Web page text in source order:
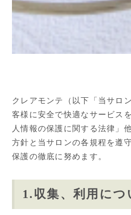
クレアモンテ（以下「当サロ
客様に安全で快適なサービス
人情報の保護に関する法律」
方針と当サロンの各規程を遵
保護の徹底に努めます。
1.収集、利用につ